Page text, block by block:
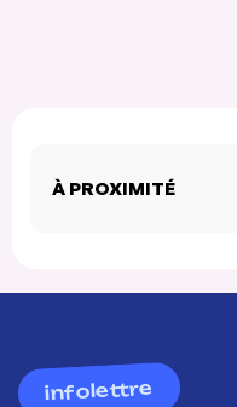
À PROXIMITÉ
infolettre